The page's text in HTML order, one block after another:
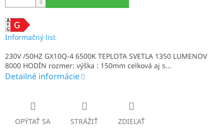
Informačný list
230V /50HZ GX10Q-4 6500K TEPLOTA SVETLA 1350 LUMENOV
8000 HODÍN rozmer: výška : 150mm celková aj s...
Detailné informácie
OPÝTAŤ SA STRÁŽIŤ ZDIEĽAŤ